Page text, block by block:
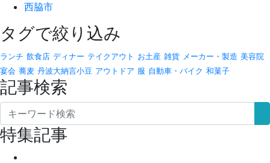
西脇市
タグで絞り込み
ランチ 飲食店 ディナー テイクアウト お土産 雑貨 メーカー・製造 美容院
宴会 蕎麦 丹波大納言小豆 アウトドア 服 自動車・バイク 和菓子
記事検索
特集記事